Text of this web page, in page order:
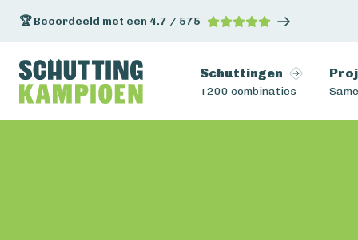
🏆 Beoordeeld met een 4.7 / 575
Schuttingen
+200 combinaties